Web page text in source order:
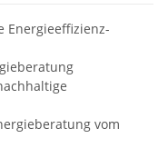
Energieeffizienz-
vom